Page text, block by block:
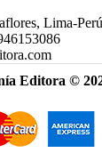
Lima-
Editora ©